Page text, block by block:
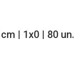
| 1x0 | 80 un.